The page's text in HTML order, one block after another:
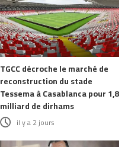
TGCC décroche le marché de
reconstruction du stade
Tessema à Casablanca pour 1,8
milliard de dirhams
il y a 2 jours